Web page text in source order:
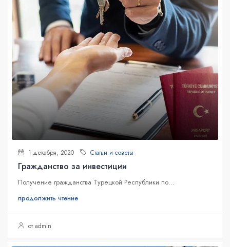
1 декабря, 2020 Статьи и советы
Гражданство за инвестиции
Получение гражданства Турецкой Республики по...
продолжить чтение
от admin